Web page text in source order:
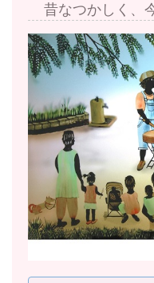
昔なつかしく、